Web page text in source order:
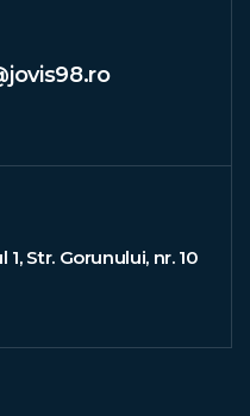
Str. Gorunului, nr. 10